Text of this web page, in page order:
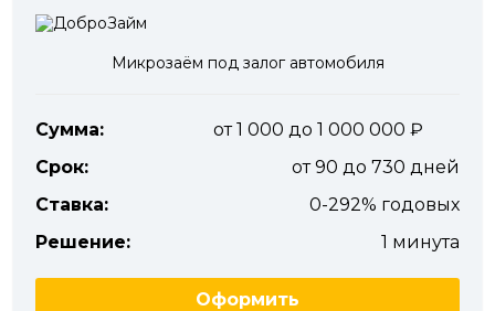
Микрозаём под залог автомобиля
Сумма:
от 1 000 до 1 000 000
Срок:
от 90 до 730 дней
Ставка:
0-292% годовых
Решение:
1 минута
Оформить